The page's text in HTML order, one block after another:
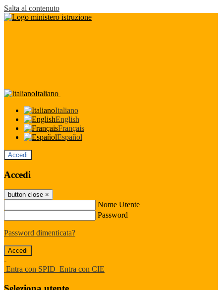
Salta al contenuto
Italiano
Italiano
English
Français
Español
Accedi
Accedi
button close ×
Nome Utente
Password
Password dimenticata?
-
Entra con SPID Entra con CIE